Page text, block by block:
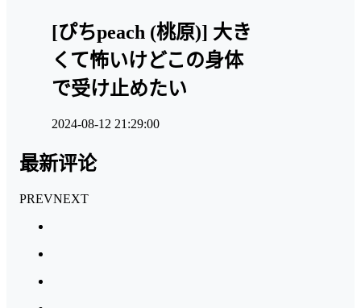
[ぴちpeach (桃原)] 大き
くて怖いけどこの身体
で受け止めたい
2024-08-12 21:29:00
最新评论
PREVNEXT